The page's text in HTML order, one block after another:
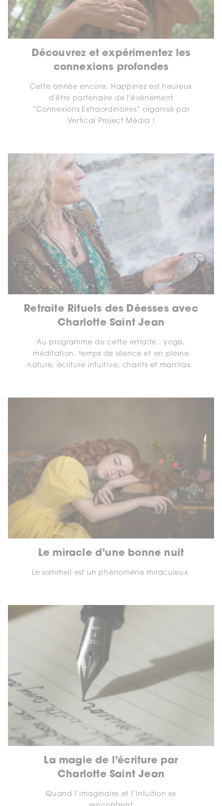
Découvrez et expérimentez les
connexions profondes
Cette année encore, Happinez est heureux
d'être partenaire de l'événement
“Connexions Extraordinaires” organisé par
Vertical Project Média !
Retraite Rituels des Déesses avec
Charlotte Saint Jean
Au programme de cette retraite : yoga,
méditation, temps de silence et en pleine
nature, écriture intuitive, chants et mantras.
Le miracle d’une bonne nuit
Le sommeil est un phénomène miraculeux.
La magie de l’écriture par
Charlotte Saint Jean
Quand l’imaginaire et l’intuition se